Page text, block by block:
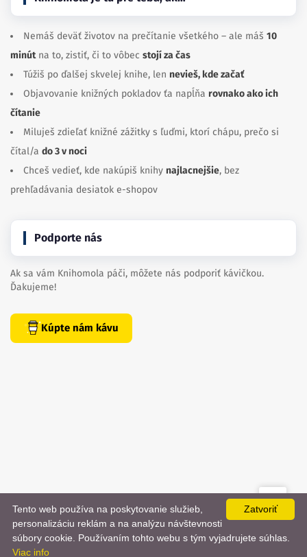
Nemáš deväť životov na prečítanie všetkého – ale máš 10
minútna to, zistiť, či to vôbec stojí za čas
Túžiš po ďalšej skvelej knihe, len nevieš, kde začať
Objavovanie knižných pokladov ťa napĺňa rovnako ako ich
čítanie
Miluješ zdieľať knižné zážitky s ľuďmi, ktorí chápu, prečo si
čítal/a do 3 v noci
Chceš vedieť, kde nakúpiš knihy najlacnejšie, bez
prehľadávania desiatok e-shopov
Podporte nás
Ak sa vám Knihomola páči, môžete nás podporiť kávičkou.
Ďakujeme!
Kúpte nám kávu
created bydanielhrenak.sk
📨
Zatvoriť
Tento web používa na poskytovanie služieb,
personalizáciu reklám a na analýzu návštevnosti
súbory cookie. Používaním tohto webu s tým vyjadrujete súhlas.
Viac info